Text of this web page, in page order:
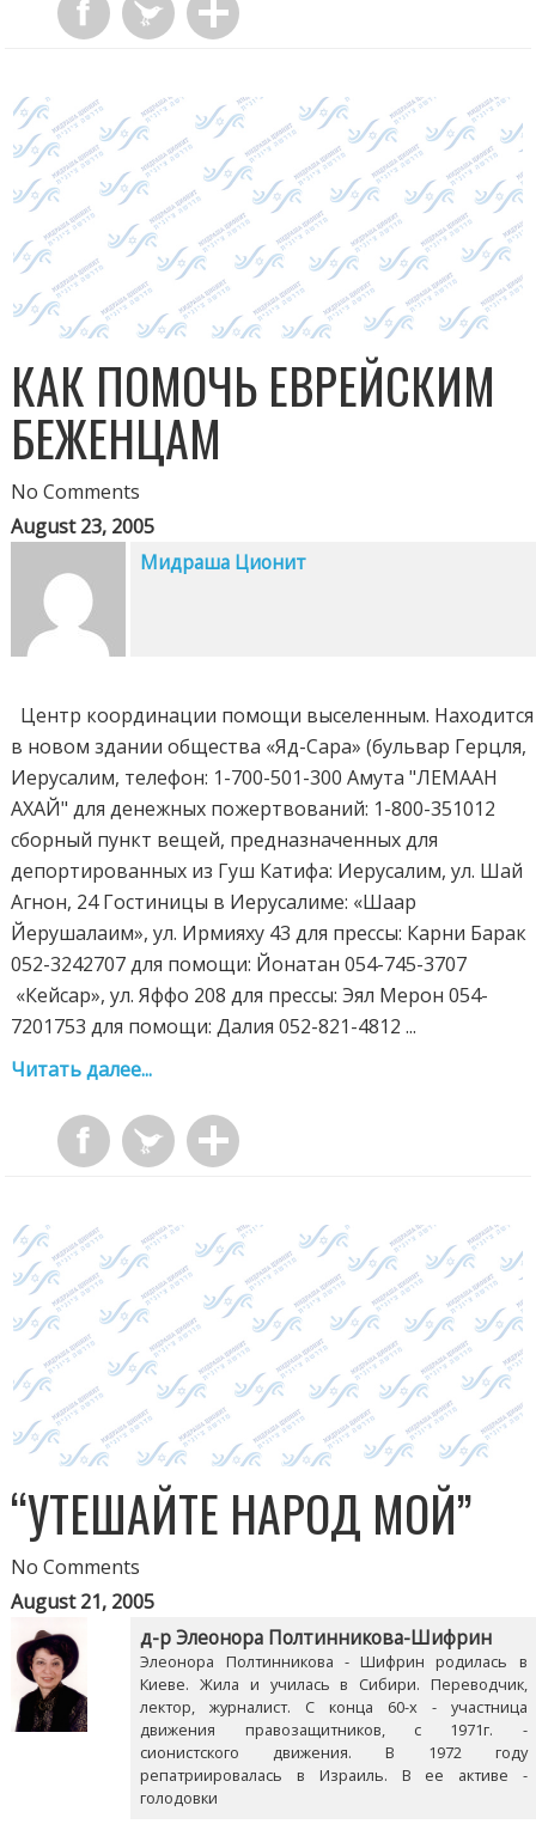
КАК ПОМОЧЬ ЕВРЕЙСКИМ
БЕЖЕНЦАМ
No Comments
August 23, 2005
Мидраша Ционит
Центр координации помощи выселенным. Находится
в новом здании общества «Яд-Сара» (бульвар Герцля,
Иерусалим, телефон: 1-700-501-300 Амута "ЛЕМААН
АХАЙ" для денежных пожертвований: 1-800-351012
сборный пункт вещей, предназначенных для
депортированных из Гуш Катифа: Иерусалим, ул. Шай
Агнон, 24 Гостиницы в Иерусалиме: «Шаар
Йeрушалаим», ул. Ирмияху 43 для прессы: Карни Барак
052-3242707 для помощи: Йoнатан 054-745-3707
«Кейсар», ул. Яффо 208 для прессы: Эял Мерон 054-
7201753 для помощи: Далия 052-821-4812 ...
Читать далее...
“УТЕШАЙТЕ НАРОД МОЙ”
No Comments
August 21, 2005
д-р Элеонора Полтинникова-Шифрин
Элеонора Полтинникова - Шифрин родилась в
Киеве. Жила и училась в Сибири. Переводчик,
лектор, журналист. С конца 60-х - участница
движения правозащитников, с 1971г. -
сионистского движения. В 1972 году
репатриировалась в Израиль. В ее активе -
голодовки